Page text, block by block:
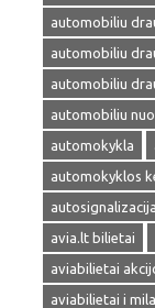
automobiliu
automobiliu
automobiliu
automobiliu
automokykla
automokyklos
autosignalizacija
avia.lt bilietai
aviabilietai
aviabilietai i